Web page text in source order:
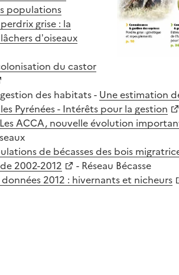
populations
grise : la
d’oiseaux
du castor
des habitats - Une estimation
Pyrénées - Intérêts pour la gestion
Les ACCA, nouvelle évolution
de bécasses des bois
2002-2012
- Réseau Bécasse
2012 : hivernants et nicheurs